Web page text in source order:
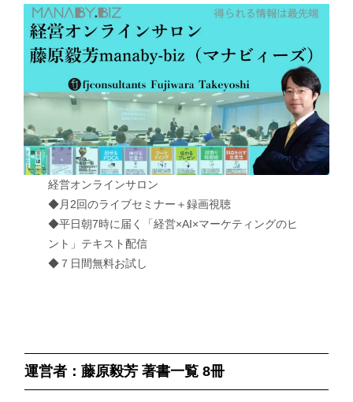
経営オンラインサロン
◆月2回のライブセミナー＋録画視聴
◆平日朝7時に届く「経営×AI×マーケティングのヒ
ント」テキスト配信
◆７日間無料お試し
運営者：藤原毅芳 著書一覧 8冊